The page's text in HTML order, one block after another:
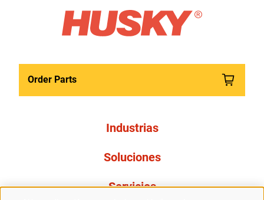
Order Parts
Industrias
Soluciones
Servicios